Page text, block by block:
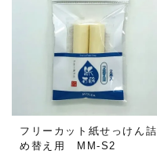
フリーカット紙せっけん詰
め替え用 MM-S2